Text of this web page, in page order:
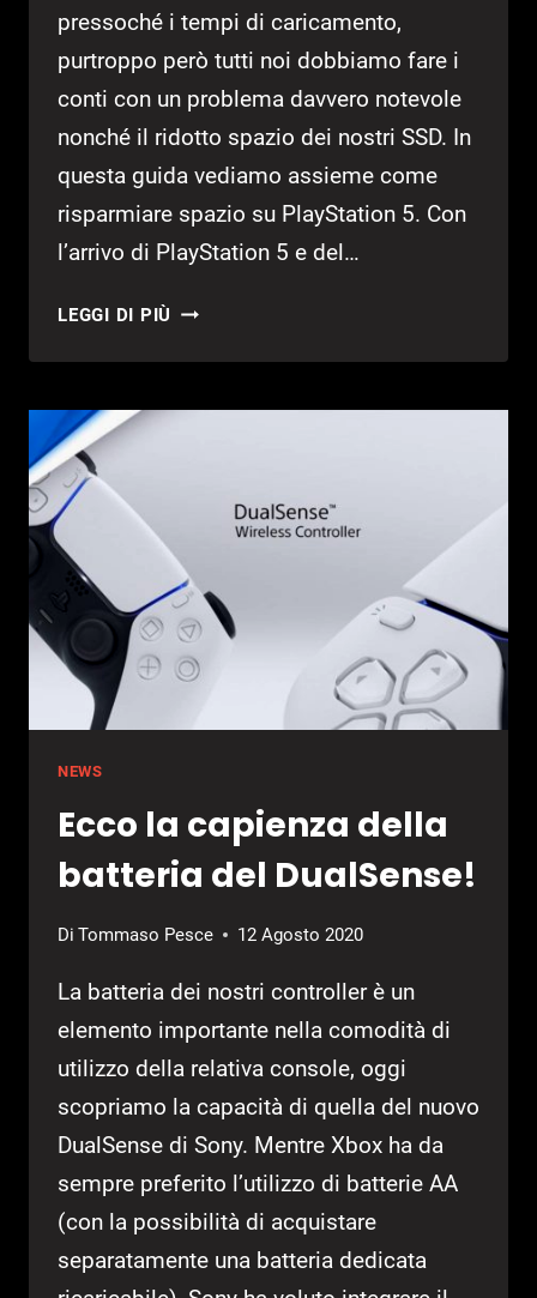
pressoché i tempi di caricamento,
purtroppo però tutti noi dobbiamo fare i
conti con un problema davvero notevole
nonché il ridotto spazio dei nostri SSD. In
questa guida vediamo assieme come
risparmiare spazio su PlayStation 5. Con
l’arrivo di PlayStation 5 e del…
LEGGI DI PIÙ COME
NEWS
Ecco la capienza della
batteria del DualSense!
Di Tommaso Pesce 12 Agosto 2020
La batteria dei nostri controller è un
elemento importante nella comodità di
utilizzo della relativa console, oggi
scopriamo la capacità di quella del nuovo
DualSense di Sony. Mentre Xbox ha da
sempre preferito l’utilizzo di batterie AA
(con la possibilità di acquistare
separatamente una batteria dedicata